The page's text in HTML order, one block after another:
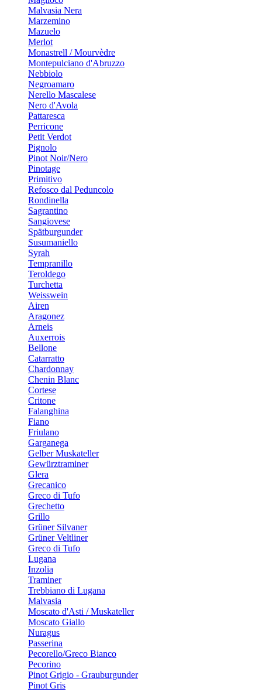
Malvasia Nera
Marzemino
Mazuelo
Merlot
Monastrell / Mourvèdre
Montepulciano d'Abruzzo
Nebbiolo
Negroamaro
Nerello Mascalese
Nero d'Avola
Pattaresca
Perricone
Petit Verdot
Pignolo
Pinot Noir/Nero
Pinotage
Primitivo
Refosco dal Peduncolo
Rondinella
Sagrantino
Sangiovese
Spätburgunder
Susumaniello
Syrah
Tempranillo
Teroldego
Turchetta
Weisswein
Airen
Aragonez
Arneis
Auxerrois
Bellone
Catarratto
Chardonnay
Chenin Blanc
Cortese
Critone
Falanghina
Fiano
Friulano
Garganega
Gelber Muskateller
Gewürztraminer
Glera
Grecanico
Greco di Tufo
Grechetto
Grillo
Grüner Silvaner
Grüner Veltliner
Greco di Tufo
Lugana
Inzolia
Traminer
Trebbiano di Lugana
Malvasia
Moscato d'Asti / Muskateller
Moscato Giallo
Nuragus
Passerina
Pecorello/Greco Bianco
Pecorino
Pinot Grigio - Grauburgunder
Pinot Gris